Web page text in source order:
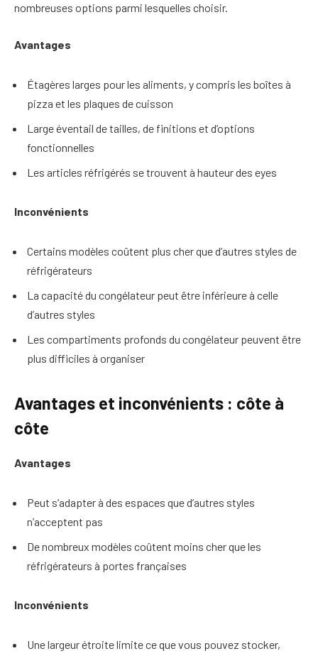
nombreuses options parmi lesquelles choisir.
Avantages
Étagères larges pour les aliments, y compris les boîtes à
pizza et les plaques de cuisson
Large éventail de tailles, de finitions et d’options
fonctionnelles
Les articles réfrigérés se trouvent à hauteur des eyes
Inconvénients
Certains modèles coûtent plus cher que d’autres styles de
réfrigérateurs
La capacité du congélateur peut être inférieure à celle
d’autres styles
Les compartiments profonds du congélateur peuvent être
plus difficiles à organiser
Avantages et inconvénients : côte à
côte
Avantages
Peut s’adapter à des espaces que d’autres styles
n’acceptent pas
De nombreux modèles coûtent moins cher que les
réfrigérateurs à portes françaises
Inconvénients
Une largeur étroite limite ce que vous pouvez stocker,